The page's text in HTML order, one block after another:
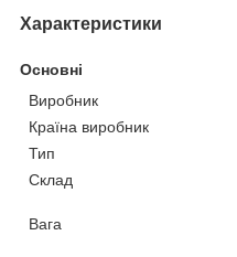
Характеристики
Основні
Виробник
Країна виробник
Тип
Склад
Вага